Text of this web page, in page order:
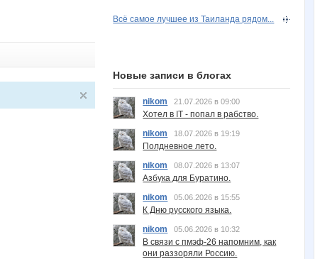
Всё самое лучшее из Таиланда рядом...
Новые записи в блогах
nikom 21.07.2026 в 09:00
Хотел в IT - попал в рабство.
nikom
18.07.2026 в 19:19
Полдневное лето.
nikom
08.07.2026 в 13:07
Азбука для Буратино.
nikom
05.06.2026 в 15:55
К Дню русского языка.
nikom
05.06.2026 в 10:32
В связи с пмэф-26 напомним, как
они раззоряли Россию.